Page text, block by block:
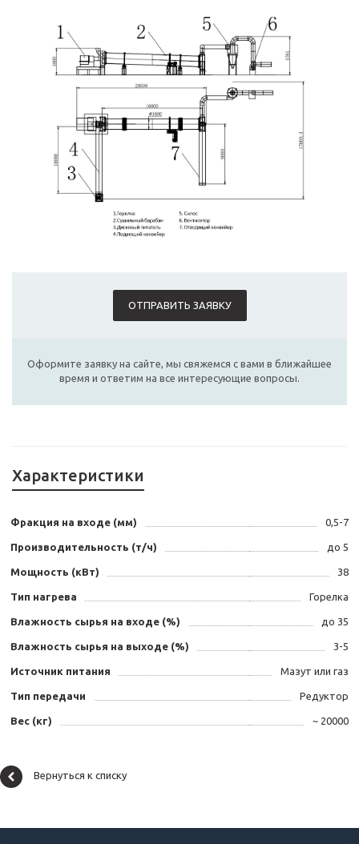
ОТПРАВИТЬ ЗАЯВКУ
Оформите заявку на сайте, мы свяжемся с вами в ближайшее
время и ответим на все интересующие вопросы.
Характеристики
Фракция на входе (мм) 0,5-7
Производительность (т/ч) до 5
Мощность (кВт) 38
Тип нагрева Горелка
Влажность сырья на входе (%) до 35
Влажность сырья на выходе (%) 3-5
Источник питания Мазут или газ
Тип передачи Редуктор
Вес (кг) ~ 20000
Вернуться к списку